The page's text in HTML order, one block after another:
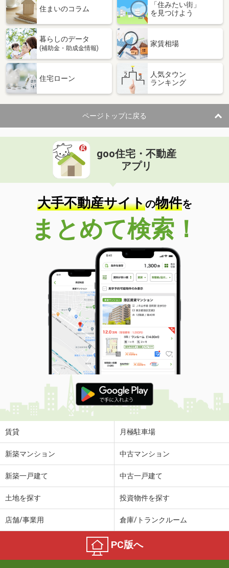
住まいのコラム
「住みたい街」
を見つけよう
暮らしのデータ
(補助金・助成金情報)
家賃相場
住宅ローン
人気タウン
ランキング
ページトップに戻る
goo住宅・不動産
アプリ
大手不動産サイトの物件を
まとめて検索！
賃貸 月極駐車場
新築マンション 中古マンション
新築一戸建て 中古一戸建て
土地を探す 投資物件を探す
店舗/事業用 倉庫/トランクルーム
PC版へ